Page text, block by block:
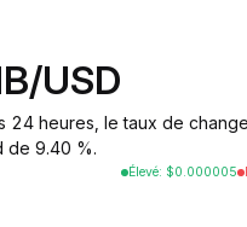
USD
heures, le taux de
de 9.40 %.
Élevé: $0.000005